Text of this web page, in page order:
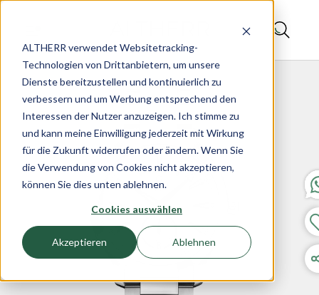
ALTHERR verwendet Websitetracking-
Technologien von Drittanbietern, um unsere
Dienste bereitzustellen und kontinuierlich zu
verbessern und um Werbung entsprechend den
Interessen der Nutzer anzuzeigen. Ich stimme zu
und kann meine Einwilligung jederzeit mit Wirkung
für die Zukunft widerrufen oder ändern. Wenn Sie
die Verwendung von Cookies nicht akzeptieren,
können Sie dies unten ablehnen.
Cookies auswählen
Akzeptieren Ablehnen